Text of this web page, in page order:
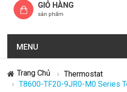
GIỎ HÀNG
sản phẩm
MENU
Trang Chủ
Thermostat
T8600-TF20-9JR0-M0 Series